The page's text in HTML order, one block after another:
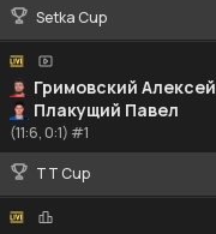
Setka Cup
Гримовский Алексей
Плакущий Павел
(11:6, 0:1) #1
TT Cup